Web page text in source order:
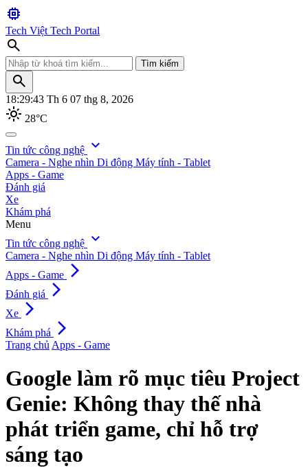
memory
Tech Việt Tech Portal
search
Tìm kiếm
search
18:29:44 Th 6 07 thg 8, 2026
light_mode 28°C
search
Tìm kiếm
Tin tức công nghệ expand_more
Camera - Nghe nhìn Di động Máy tính - Tablet
Apps - Game
Đánh giá
Xe
Khám phá
Menu
Tin tức công nghệ expand_more
Camera - Nghe nhìn Di động Máy tính - Tablet
Apps - Game arrow_forward_ios
Đánh giá arrow_forward_ios
Xe arrow_forward_ios
Khám phá arrow_forward_ios
Trang chủ Apps - Game
Google làm rõ mục tiêu Project
Genie: Không thay thế nhà
phát triển game, chỉ hỗ trợ
sáng tạo